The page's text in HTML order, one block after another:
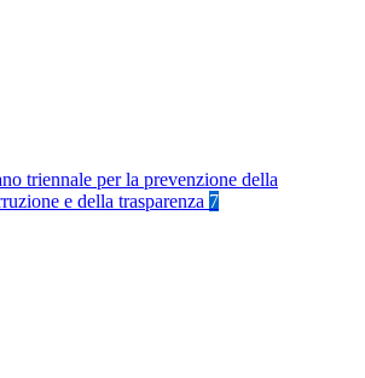
triennale per la prevenzione della
e della trasparenza 7